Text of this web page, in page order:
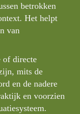
betrokken
Het helpt
van
of directe
mits de
en de nadere
en voorzien